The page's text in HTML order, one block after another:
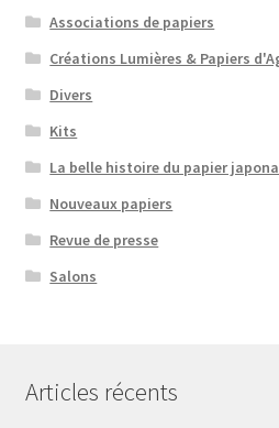
Associations de papiers
Créations Lumières & Papiers
Divers
Kits
La belle histoire du papier
Nouveaux papiers
Revue de presse
Salons
Articles récents